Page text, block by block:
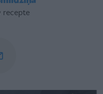
recepte